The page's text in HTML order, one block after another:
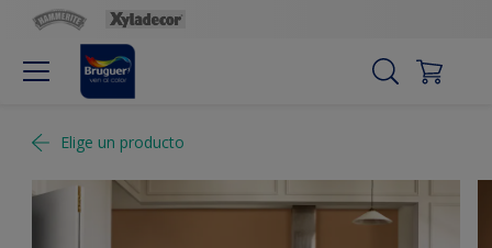
Elige un producto